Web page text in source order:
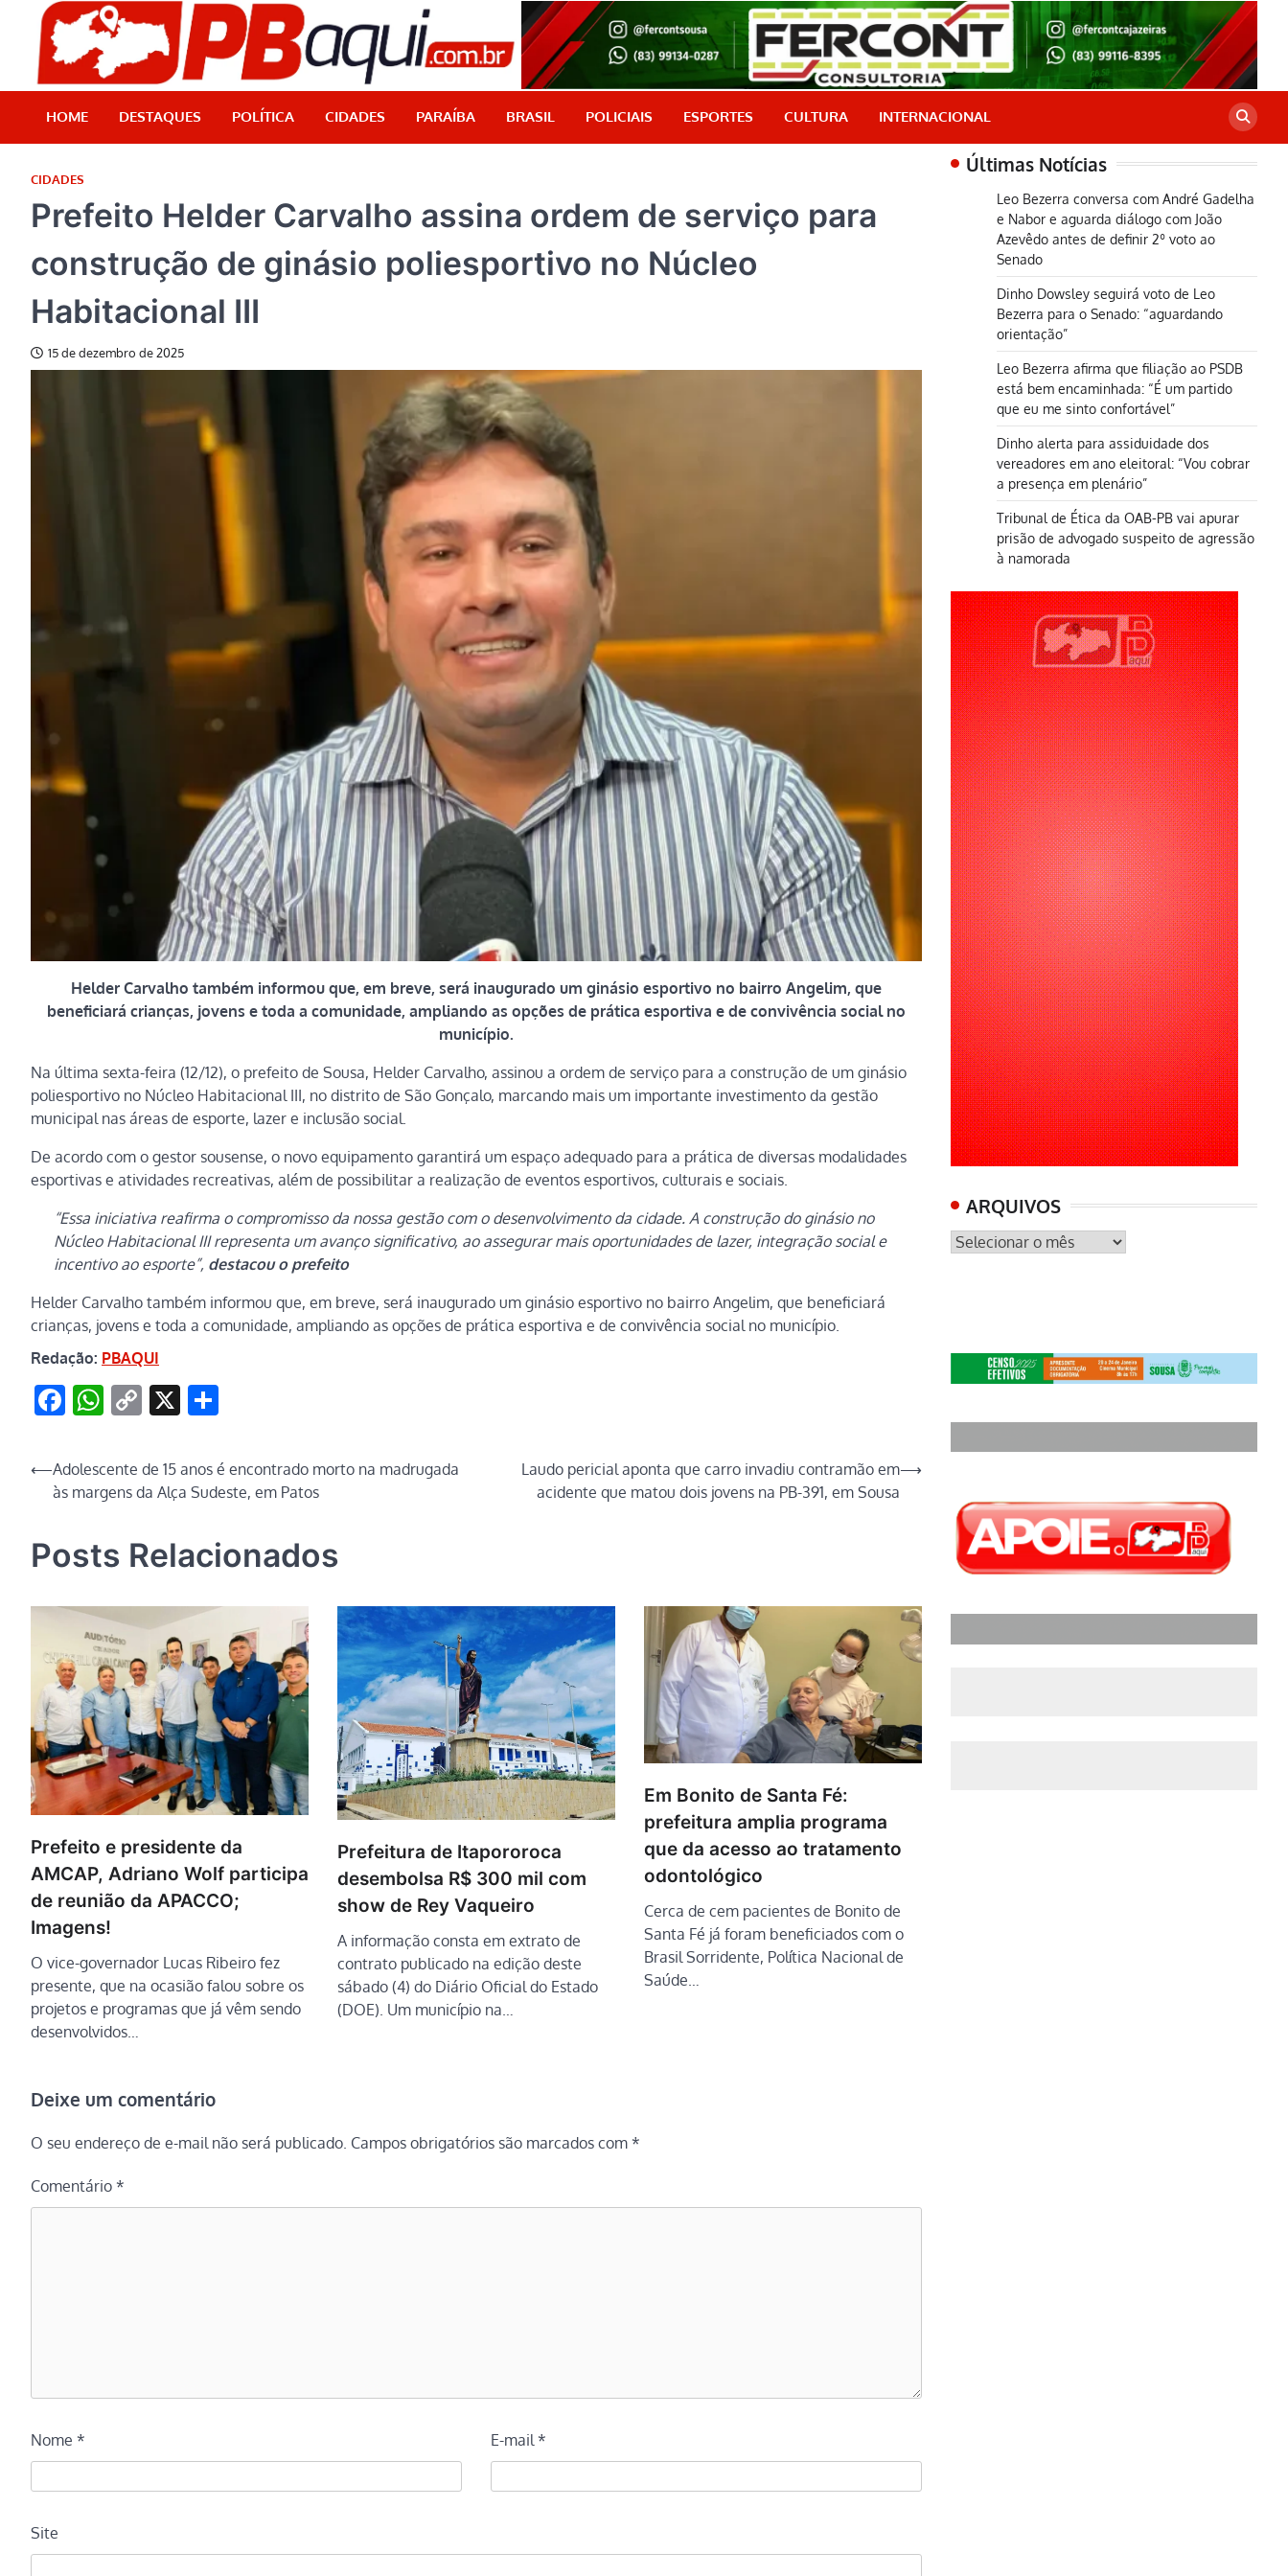
content
PB Aqui
Jornalismo com credibilidade, é aqui!
HOME DESTAQUES POLÍTICA CIDADES PARAÍBA BRASIL POLICIAIS ESPORTES CULTURA INTERNACIONAL
CIDADES
Prefeito Helder Carvalho assina ordem de serviço para
construção de ginásio poliesportivo no Núcleo
Habitacional III
15 de dezembro de 2025
Helder Carvalho também informou que, em breve, será inaugurado um ginásio esportivo no bairro Angelim, que
beneficiará crianças, jovens e toda a comunidade, ampliando as opções de prática esportiva e de convivência social no
município.
Na última sexta-feira (12/12), o prefeito de Sousa, Helder Carvalho, assinou a ordem de serviço para a construção de um ginásio
poliesportivo no Núcleo Habitacional III, no distrito de São Gonçalo, marcando mais um importante investimento da gestão
municipal nas áreas de esporte, lazer e inclusão social.
De acordo com o gestor sousense, o novo equipamento garantirá um espaço adequado para a prática de diversas modalidades
esportivas e atividades recreativas, além de possibilitar a realização de eventos esportivos, culturais e sociais.
“Essa iniciativa reafirma o compromisso da nossa gestão com o desenvolvimento da cidade. A construção do ginásio no
Núcleo Habitacional III representa um avanço significativo, ao assegurar mais oportunidades de lazer, integração social e
incentivo ao esporte”, destacou o prefeito
Helder Carvalho também informou que, em breve, será inaugurado um ginásio esportivo no bairro Angelim, que beneficiará
crianças, jovens e toda a comunidade, ampliando as opções de prática esportiva e de convivência social no município.
Redação: PBAQUI
Facebook
WhatsApp
Copy
X
Navegação
de
⟵Adolescente de 15 anos é encontrado morto na madrugada
às margens da Alça Sudeste, em Patos
Laudo pericial aponta que carro invadiu contramão em
acidente que matou dois jovens na PB-391, em Sousa
⟶
Posts Relacionados
Prefeito e presidente da
AMCAP, Adriano Wolf participa
de reunião da APACCO;
Imagens!
O vice-governador Lucas Ribeiro fez
presente, que na ocasião falou sobre os
projetos e programas que já vêm sendo
desenvolvidos…
Prefeitura de Itapororoca
desembolsa R$ 300 mil com
show de Rey Vaqueiro
A informação consta em extrato de
contrato publicado na edição deste
sábado (4) do Diário Oficial do Estado
(DOE). Um município na…
Em Bonito de Santa Fé:
prefeitura amplia programa
que da acesso ao tratamento
odontológico
Cerca de cem pacientes de Bonito de
Santa Fé já foram beneficiados com o
Brasil Sorridente, Política Nacional de
Saúde…
Deixe um comentário
O seu endereço de e-mail não será publicado. Campos obrigatórios são marcados com *
Comentário *
Nome * E-mail*
Site
Últimas Notícias
Leo Bezerra conversa com André Gadelha
e Nabor e aguarda diálogo com João
Azevêdo antes de definir 2º voto ao
Senado
Dinho Dowsley seguirá voto de Leo
Bezerra para o Senado: “aguardando
orientação”
Leo Bezerra afirma que filiação ao PSDB
está bem encaminhada: “É um partido
que eu me sinto confortável”
Dinho alerta para assiduidade dos
vereadores em ano eleitoral: “Vou cobrar
a presença em plenário”
Tribunal de Ética da OAB-PB vai apurar
prisão de advogado suspeito de agressão
à namorada
ARQUIVOS
ARQUIVOS